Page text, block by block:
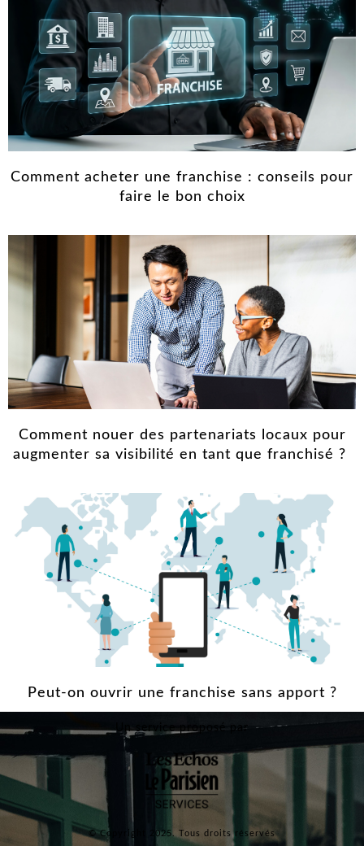
Comment acheter une franchise : conseils pour
faire le bon choix
Comment nouer des partenariats locaux pour
augmenter sa visibilité en tant que franchisé ?
Peut-on ouvrir une franchise sans apport ?
Un service proposé par
© Copyright 2025. Tous droits réservés